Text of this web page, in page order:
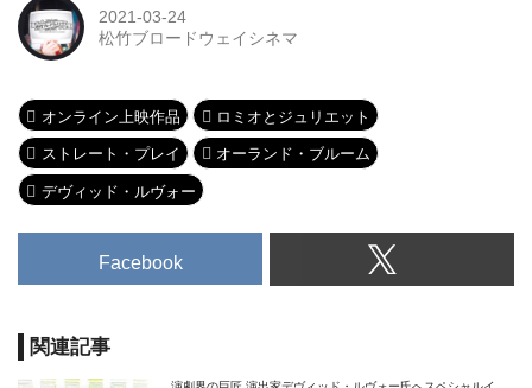
2021-03-24
松竹ブロードウェイシネマ
オンライン上映作品 ロミオとジュリエット
ストレート・プレイ オーランド・ブルーム
デヴィッド・ルヴォー
Facebook
関連記事